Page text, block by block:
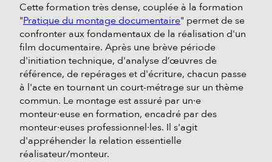
Cette formation très dense, couplée à la formation
"Pratique du montage documentaire" permet de se
confronter aux fondamentaux de la réalisation d'un
film documentaire. Après une brève période
d'initiation technique, d'analyse d’œuvres de
référence, de repérages et d'écriture, chacun passe
à l'acte en tournant un court-métrage sur un thème
commun. Le montage est assuré par un·e
monteur·euse en formation, encadré par des
monteur·euses professionnel·les. Il s'agit
d'appréhender la relation essentielle
réalisateur/monteur.